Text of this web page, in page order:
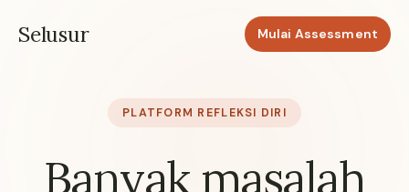
Selusur Mulai Assessment
PLATFORM REFLEKSI DIRI
Banyak masalah